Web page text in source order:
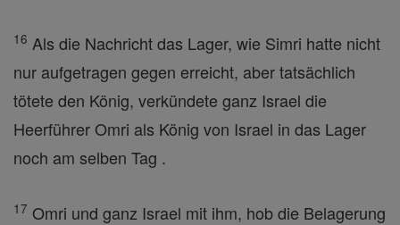
16 Als die Nachricht das Lager, wie Simri hatte nicht
nur aufgetragen gegen erreicht, aber tatsächlich
tötete den König, verkündete ganz Israel die
Heerführer Omri als König von Israel in das Lager
noch am selben Tag .
17 Omri und ganz Israel mit ihm, hob die Belagerung